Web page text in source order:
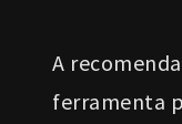
A
ferramenta